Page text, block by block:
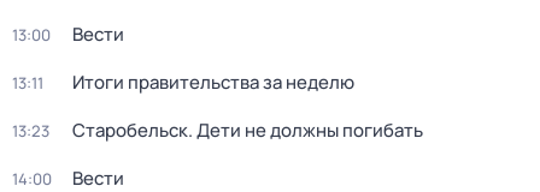
13:00 Вести
13:11 Итоги правительства за неделю
13:23 Старобельск. Дети не должны погибать
14:00 Вести